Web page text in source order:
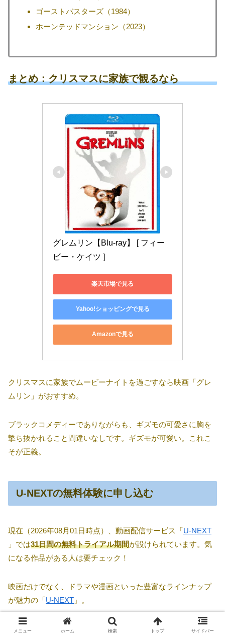
ゴーストバスターズ（1984）
ホーンテッドマンション（2023）
まとめ：クリスマスに家族で観るなら
グレムリン【Blu-ray】 [ フィー
ビー・ケイツ ]
楽天市場で見る
Yahoo!ショッピングで見る
Amazonで見る
クリスマスに家族でムービーナイトを過ごすなら映画「グレ
ムリン」がおすすめ。
ブラックコメディーでありながらも、ギズモの可愛さに胸を
撃ち抜かれること間違いなしです。ギズモが可愛い。これこ
そが正義。
U-NEXTの無料体験に申し込む
現在（2026年08月01日時点）、動画配信サービス「U-NEXT
」では31日間の無料トライアル期間が設けられています。気
になる作品がある人は要チェック！
映画だけでなく、ドラマや漫画といった豊富なラインナップ
が魅力の「U-NEXT 」。
420,000本以上の動画／210誌以上の雑誌が定額見放題・読み
メニュー ホーム 検索 トップ サイドバー